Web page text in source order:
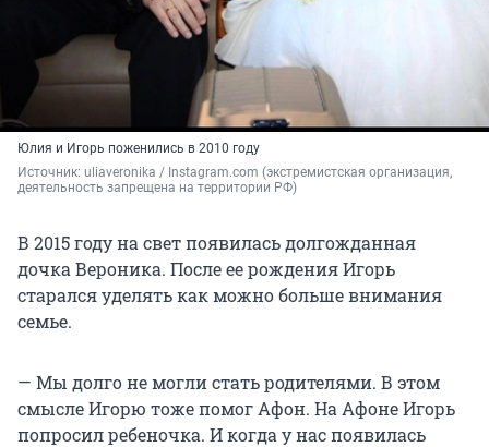
Юлия и Игорь поженились в 2010 году
Источник: uliaveronika / Instagram.com (экстремистская организация,
деятельность запрещена на территории РФ)
В 2015 году на свет появилась долгожданная
дочка Вероника. После ее рождения Игорь
старался уделять как можно больше внимания
семье.
— Мы долго не могли стать родителями. В этом
смысле Игорю тоже помог Афон. На Афоне Игорь
попросил ребеночка. И когда у нас появилась